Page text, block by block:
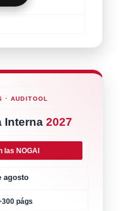
· AUDITOOL
Interna 2027
las NOGAI
agosto
págs